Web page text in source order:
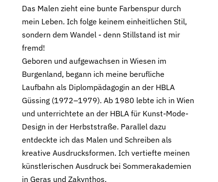
Das Malen zieht eine bunte Farbenspur durch
mein Leben. Ich folge keinem einheitlichen Stil,
sondern dem Wandel - denn Stillstand ist mir
fremd!
Geboren und aufgewachsen in Wiesen im
Burgenland, begann ich meine berufliche
Laufbahn als Diplompädagogin an der HBLA
Güssing (1972–1979). Ab 1980 lebte ich in Wien
und unterrichtete an der HBLA für Kunst-Mode-
Design in der Herbststraße. Parallel dazu
entdeckte ich das Malen und Schreiben als
kreative Ausdrucksformen. Ich vertiefte meinen
künstlerischen Ausdruck bei Sommerakademien
in Geras und Zakynthos.